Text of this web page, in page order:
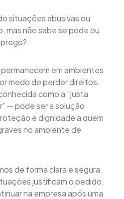
situações abusivas ou
mas não sabe se pode ou
em ambientes
medo de perder direitos.
como a “justa
— pode ser a solução
e dignidade a quem
no ambiente de
de forma clara e segura
justificam o pedido,
na empresa após uma